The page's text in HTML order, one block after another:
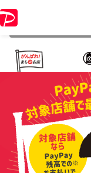
の情報はキャンペーン